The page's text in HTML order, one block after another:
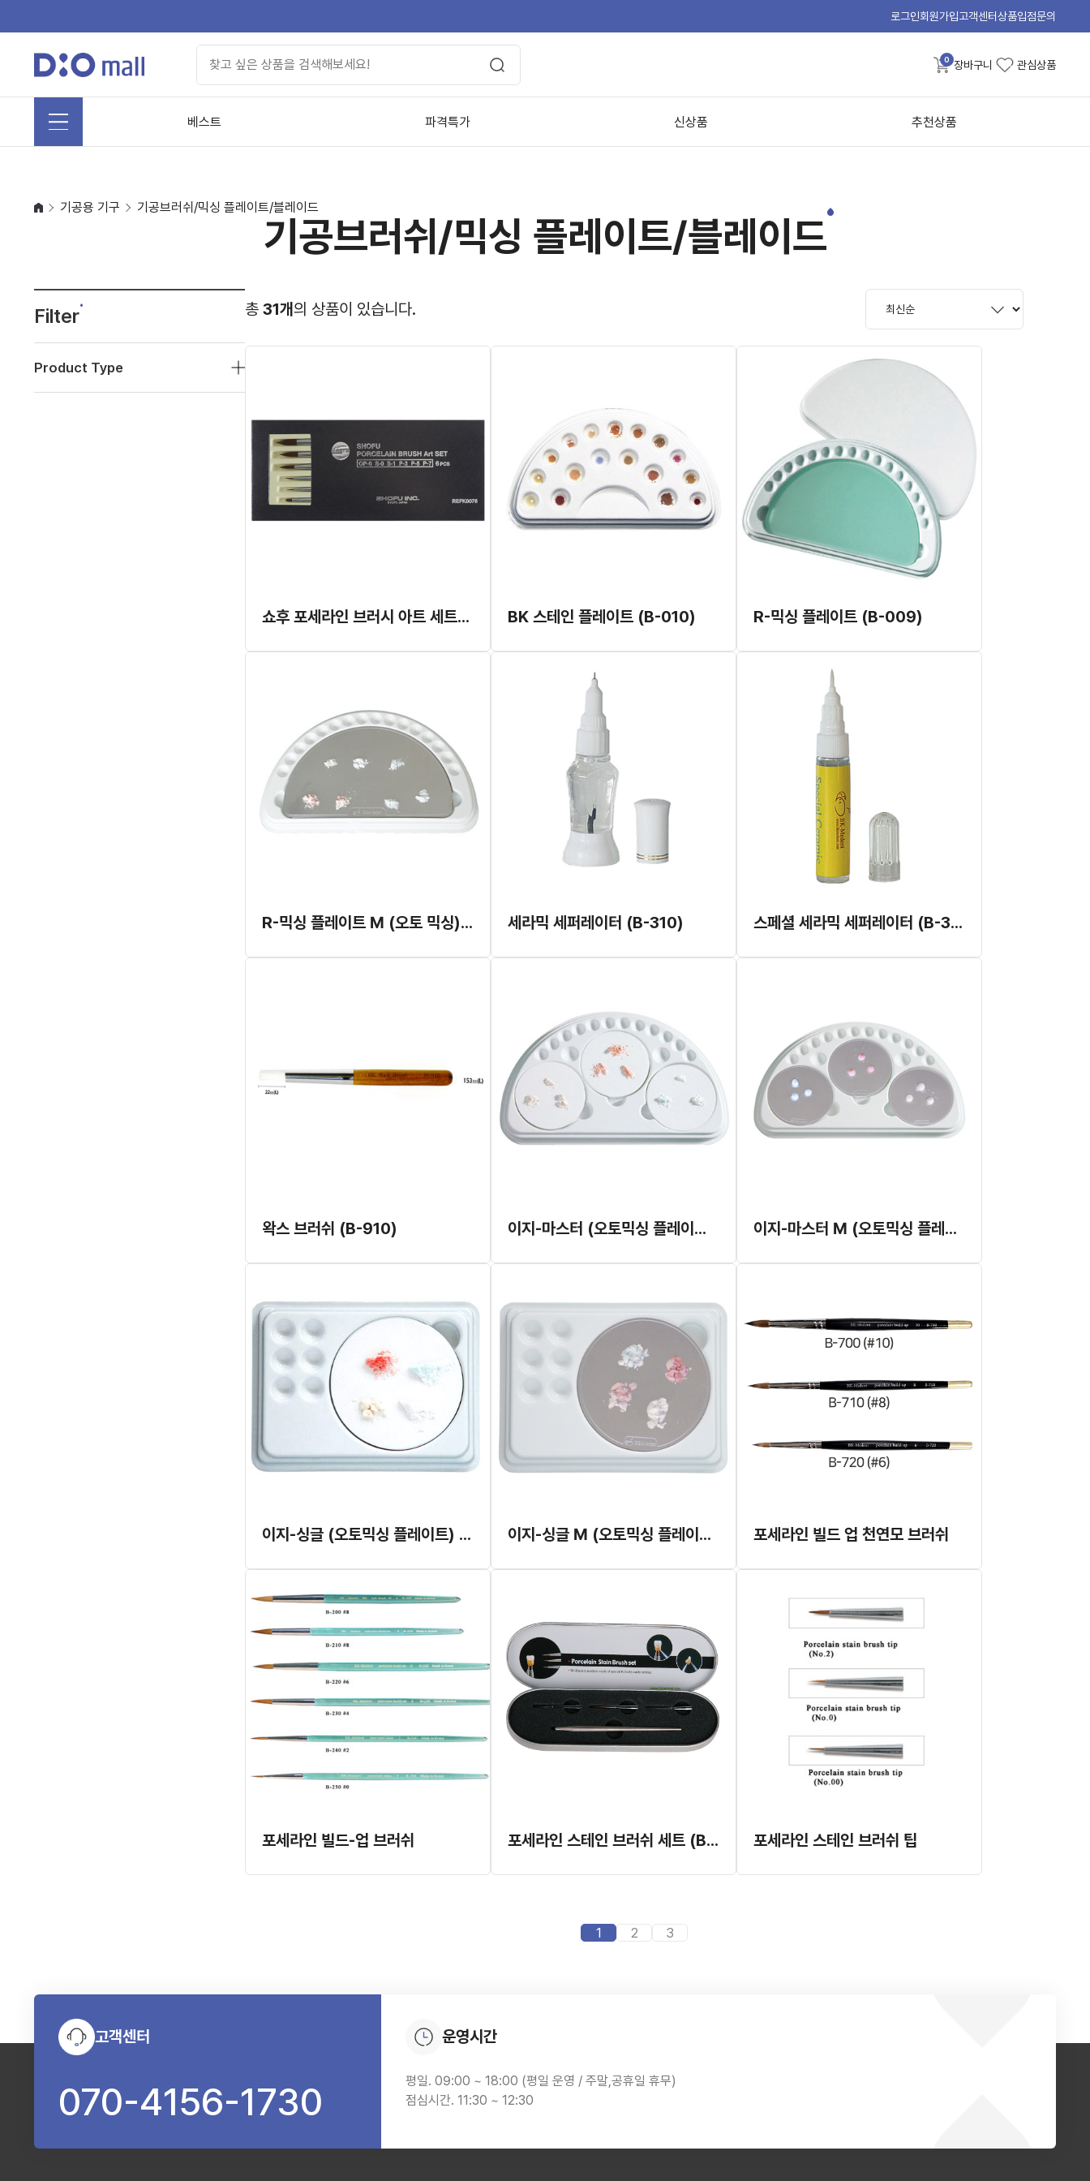
로그인회원가입고객센터상품입점문의
0 장바구니 관심상품
베스트 파격특가 신상품 추천상품
기공용 기구 기공브러쉬/믹싱 플레이트/블레이드
기공브러쉬/믹싱 플레이트/블레이드
Filter
Product Type
총 31개의 상품이 있습니다.
쇼후 포세라인 브러시 아트 세트 (#K0076) BK 스테인 플레이트 (B-010) R-믹싱 플레이트 (B-009)
R-믹싱 플레이트 M (오토 믹싱) (B-009M) 세라믹 세퍼레이터 (B-310) 스페셜 세라믹 세퍼레이터 (B-320)
왁스 브러쉬 (B-910) 이지-마스터 (오토믹싱 플레이트) (B-007) 이지-마스터 M (오토믹싱 플레이트) (B-007M)
이지-싱글 (오토믹싱 플레이트) (B-008) 이지-싱글 M (오토믹싱 플레이트) (B-008M) 포세라인 빌드 업 천연모 브러쉬
포세라인 빌드-업 브러쉬 포세라인 스테인 브러쉬 세트 (B-171) 포세라인 스테인 브러쉬 팁
1 2 3
고객센터
070-4156-1730
운영시간
평일. 09:00 ~ 18:00 (평일 운영 / 주말,공휴일 휴무)
점심시간. 11:30 ~ 12:30